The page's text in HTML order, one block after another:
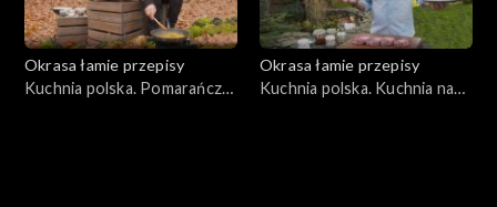
Okrasa łamie przepisy
Kuchnia polska. Pomarańcze
Okrasa łamie przepisy
Kuchnia polska. Kuchnia na